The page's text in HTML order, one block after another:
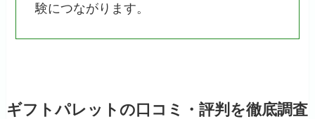
験につながります。
ギフトパレットの口コミ・評判を徹底調査